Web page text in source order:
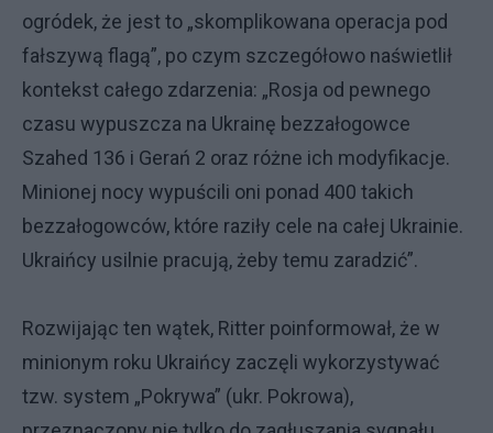
ogródek, że jest to „skomplikowana operacja pod
fałszywą flagą”, po czym szczegółowo naświetlił
kontekst całego zdarzenia: „Rosja od pewnego
czasu wypuszcza na Ukrainę bezzałogowce
Szahed 136 i Gerań 2 oraz różne ich modyfikacje.
Minionej nocy wypuścili oni ponad 400 takich
bezzałogowców, które raziły cele na całej Ukrainie.
Ukraińcy usilnie pracują, żeby temu zaradzić”.
Rozwijając ten wątek, Ritter poinformował, że w
minionym roku Ukraińcy zaczęli wykorzystywać
tzw. system „Pokrywa” (ukr. Pokrowa),